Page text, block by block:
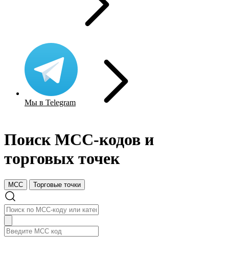
Мы в Telegram
Поиск MCC-кодов и
торговых точек
MCC Торговые точки